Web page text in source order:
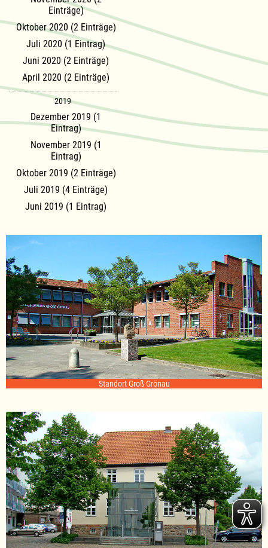
Einträge)
Oktober 2020 (2 Einträge)
Juli 2020 (1 Eintrag)
Juni 2020 (2 Einträge)
April 2020 (2 Einträge)
2019
Dezember 2019 (1
Eintrag)
November 2019 (1
Eintrag)
Oktober 2019 (2 Einträge)
Juli 2019 (4 Einträge)
Juni 2019 (1 Eintrag)
Standort Groß Grönau